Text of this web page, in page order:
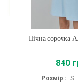
Купити
Нічна сорочка
840
Розмір : S